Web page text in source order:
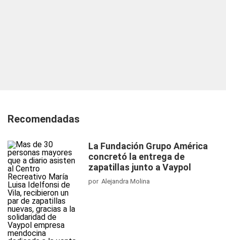
Recomendadas
La Fundación Grupo América
concretó la entrega de
zapatillas junto a Vaypol
por Alejandra Molina